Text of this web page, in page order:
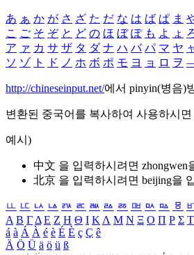
あ ぁ か が さ ざ た だ な は ば ぱ ま
こ ご そ ぞ と ど の ほ ぼ ぽ も よ ょ
ア ァ カ サ ザ タ ダ ナ ハ バ パ マ ヤ
ソ ゾ ト ド ノ ホ ボ ポ モ ヨ ョ ロ ヲ
http://chineseinput.net/에서 pinyin(병음)
변환된 중국어를 복사하여 사용하시면
예시)
中文 을 입력하시려면 zhongwen
北京 을 입력하시려면 beijing을
ㅥ ㅦ ㅧ ㅨ ㅩ ㅪ ㅫ ㅬ ㅭ ㅮ ㅯ ㅰ ㅱ
Α Β ΓΔ Ε Ζ Η Θ Ι ΚΛ Μ Ν Ξ Ο Π Ρ Σ Τ
á à Á À é è É È ç Ç ê
Ä Ö Ü ä ö ü ß